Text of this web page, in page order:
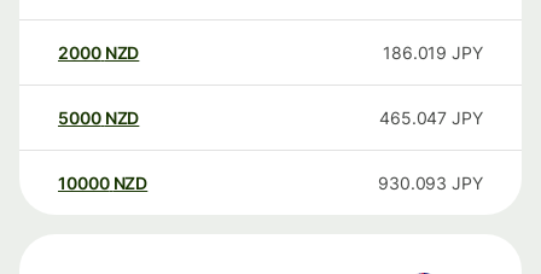
2000 NZD 186.019 JPY
5000 NZD 465.047 JPY
10000 NZD 930.093 JPY